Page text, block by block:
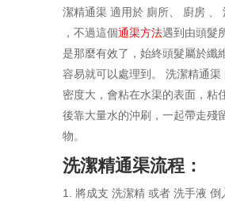
潔精通渠 適用於 廁所、 廚房 、
，不過這個通渠方法遇到由頭髮
是那麼有效了，始終頭髮屬於纖
容易就可以處理到。 洗潔精通渠
密度大，會粘在水渠的表面，粘
後靠大量水的沖刷，一起帶走殘
物。
洗潔精通渠流程：
1. 將成支 洗潔精 或者 洗手液 倒